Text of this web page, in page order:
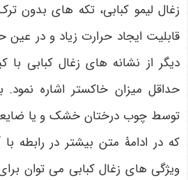
زغال لیمو کبابی، تکه های بدون
قابلیت ایجاد حرارت زیاد و در عین
دیگر از نشانه های زغال کبابی با
حداقل میزان خاکستر اشاره نمود.
توسط چوب درختان خشک و یا
که در ادامۀ متن بیشتر در رابطه
ویژگی های زغال کبابی می توان